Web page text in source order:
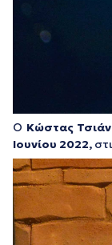
Ο Κώστας
Ιουνίου 2022,